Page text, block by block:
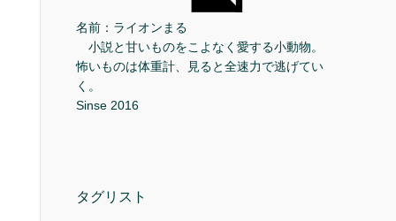
名前：ライオンまる
小説と甘いものをこよなく愛する小動物。
怖いものは体重計、見ると全速力で逃げてい
く。
Sinse 2016
タグリスト